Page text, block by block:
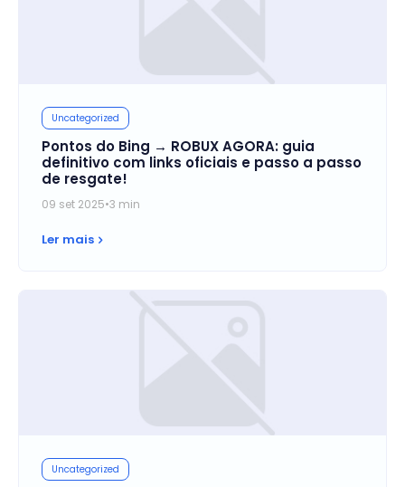
Uncategorized
Pontos do Bing → ROBUX AGORA: guia
definitivo com links oficiais e passo a passo
de resgate!
09 set 2025•3 min
Ler mais
Uncategorized